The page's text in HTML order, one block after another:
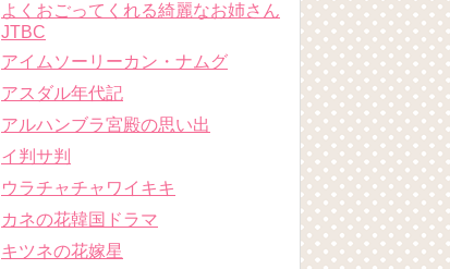
よくおごってくれる綺麗なお姉さん
JTBC
アイムソーリーカン・ナムグ
アスダル年代記
アルハンブラ宮殿の思い出
イ判サ判
ウラチャチャワイキキ
カネの花韓国ドラマ
キツネの花嫁星